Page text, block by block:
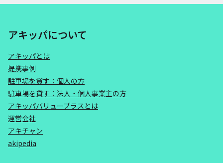
アキッパについて
アキッパとは
提携事例
駐車場を貸す：個人の方
駐車場を貸す：法人・個人事業主の方
アキッパバリュープラスとは
運営会社
アキチャン
akipedia